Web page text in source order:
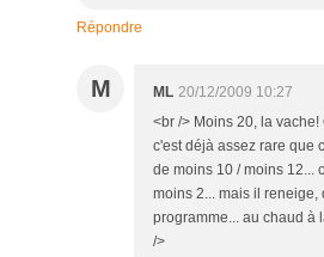
Répondre
M ML 20/12/2009 10:27
<br /> Moins 20, la
c'est déjà assez rare que
de moins 10 / moins 12...
moins 2... mais il reneige,
programme... au chaud à
/>